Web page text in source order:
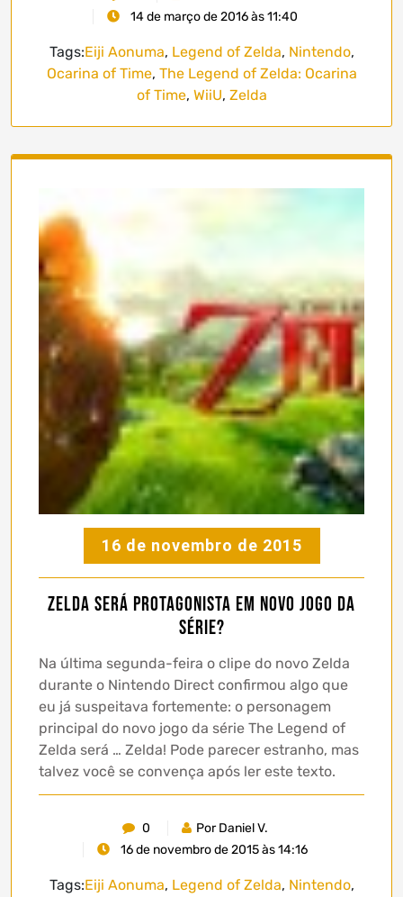
14 de março de 2016 às 11:40
Tags:Eiji Aonuma, Legend of Zelda, Nintendo,
Ocarina of Time, The Legend of Zelda: Ocarina
of Time, WiiU, Zelda
16 de novembro de 2015
Zelda será protagonista em novo jogo da
série?
Na última segunda-feira o clipe do novo Zelda
durante o Nintendo Direct confirmou algo que
eu já suspeitava fortemente: o personagem
principal do novo jogo da série The Legend of
Zelda será … Zelda! Pode parecer estranho, mas
talvez você se convença após ler este texto.
0
Por Daniel V.
16 de novembro de 2015 às 14:16
Tags:Eiji Aonuma, Legend of Zelda, Nintendo,